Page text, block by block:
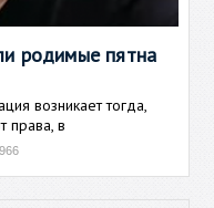
родимые пятна
возникает тогда,
права, в